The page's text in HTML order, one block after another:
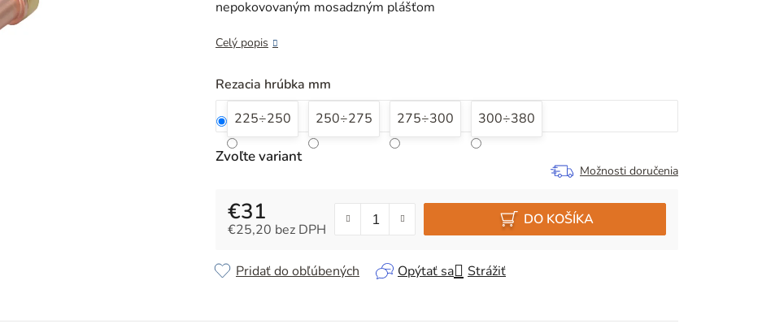
z
hviezdičiek.
nepokovovaným mosadzným plášťom
Celý popis
Rezacia hrúbka mm
225÷250
250÷275 275÷300 300÷380
Zvoľte variant
Možnosti doručenia
€31
€25,20 bez DPH
DO KOŠÍKA
Opýtať sa Strážiť
Pridať do obľúbených